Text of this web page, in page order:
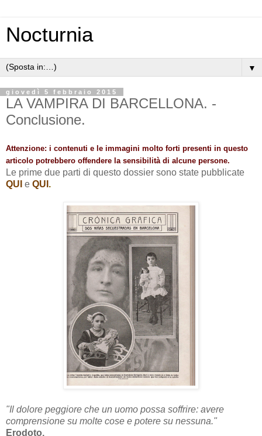
Nocturnia
▼
giovedì 5 febbraio 2015
LA VAMPIRA DI BARCELLONA. -
Conclusione.
Attenzione: i contenuti e le immagini molto forti presenti in questo
articolo potrebbero offendere la sensibilità di alcune persone.
Le prime due parti di questo dossier sono state pubblicate
QUI e QUI .
"Il dolore peggiore che un uomo possa soffrire: avere
comprensione su molte cose e potere su nessuna."
Erodoto.